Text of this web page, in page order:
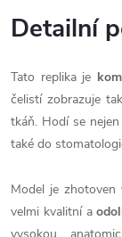
Detailní
Tato replika je
čelistí zobrazuje
tkáň. Hodí se
také do
Model je
velmi kvalitní a